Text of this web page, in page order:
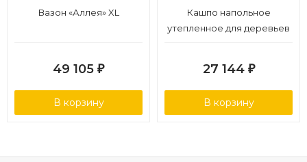
Вазон «Аллея» XL
49 105 ₽
В корзину
Кашпо напольное
утепленное для деревьев
27 144 ₽
В корзину